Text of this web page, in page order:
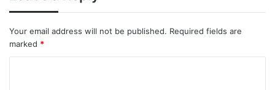
Your email address will not be published. Required fields are
marked *